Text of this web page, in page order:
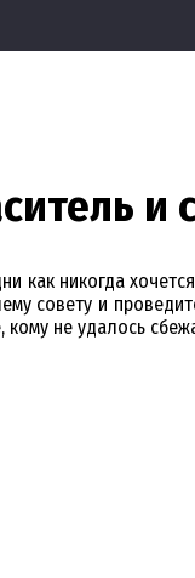
и
никогда
совету и
не удалось